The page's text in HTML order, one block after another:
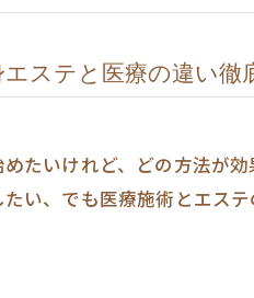
ステと医療の違い徹
たいけれど、どの方法が
い、でも医療施術とエス